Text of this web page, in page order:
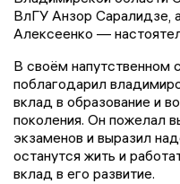
ВлГУ Анзор Саралидзе,
Алексеенко —
В своём напутственном
поблагодарил
вклад в образование и
поколения. Он пожелал
экзаменов и выразил
останутся жить и
вклад в его развитие.